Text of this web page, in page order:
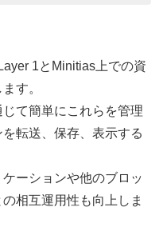
1とMinitias上での資
す。
て簡単にこれらを管理
転送、保存、表示する
ーションや他のブロッ
相互運用性も向上しま